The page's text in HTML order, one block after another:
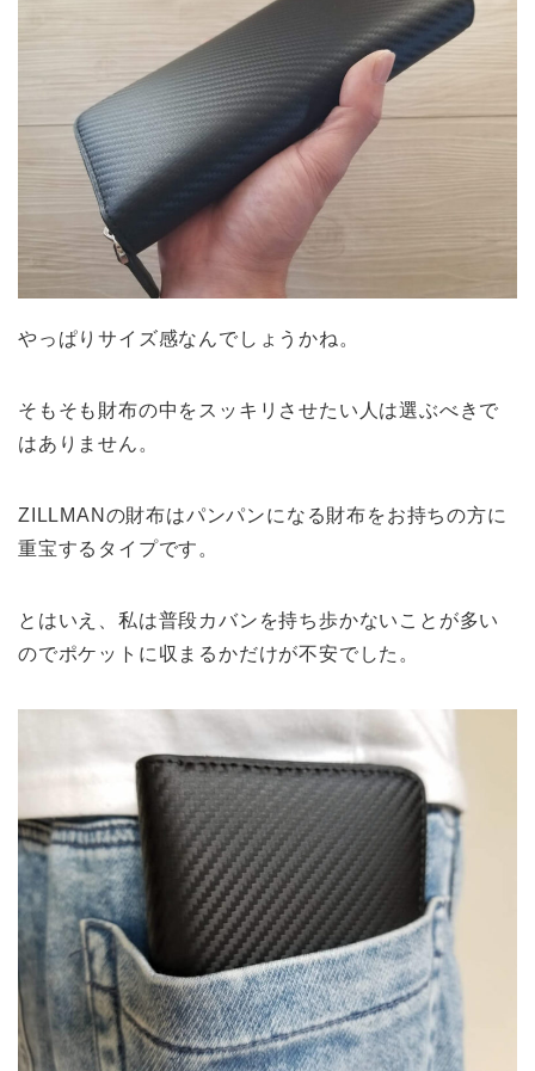
やっぱりサイズ感なんでしょうかね。
そもそも財布の中をスッキリさせたい人は選ぶべきで
はありません。
ZILLMANの財布はパンパンになる財布をお持ちの方に
重宝するタイプです。
とはいえ、私は普段カバンを持ち歩かないことが多い
のでポケットに収まるかだけが不安でした。